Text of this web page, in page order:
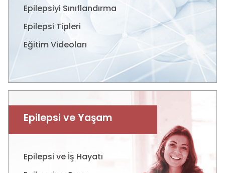
Epilepsiyi Sınıflandırma
Epilepsi Tipleri
Eğitim Videoları
Epilepsi ve Yaşam
Epilepsi ve İş Hayatı